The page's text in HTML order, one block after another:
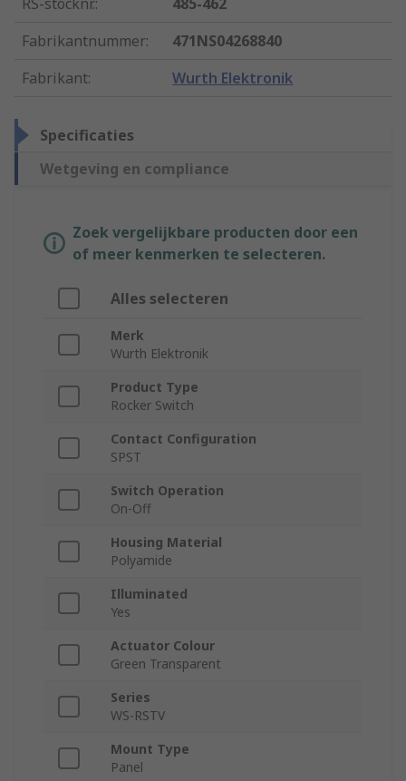
RS-stocknr.:
485-462
Fabrikantnummer:
471NS04268840
Fabrikant: Wurth Elektronik
Specificaties
Wetgeving en compliance
Zoek vergelijkbare producten door een
of meer kenmerken te selecteren.
Alles selecteren
Merk
Wurth Elektronik
Product Type
Rocker Switch
Contact Configuration
SPST
Switch Operation
On-Off
Housing Material
Polyamide
Illuminated
Yes
Actuator Colour
Green Transparent
Series
WS-RSTV
Mount Type
Panel